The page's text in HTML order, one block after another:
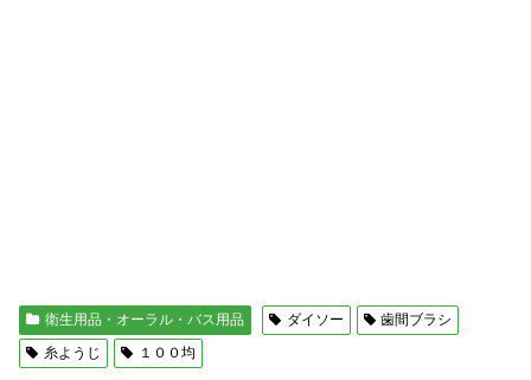
衛生用品・オーラル・バス用品 ダイソー
歯間ブラシ
糸ようじ
１００均